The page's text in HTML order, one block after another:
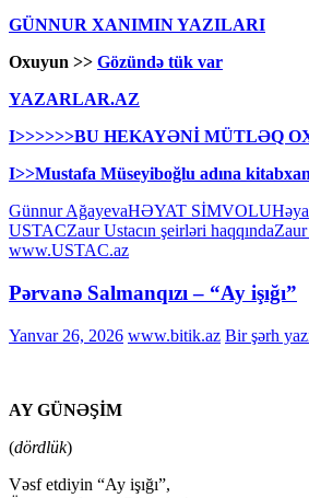
GÜNNUR XANIMIN YAZILARI
Oxuyun >> Gözündə tük var
YAZARLAR.AZ
I>>>>>>BU HEKAYƏNİ MÜTLƏQ
I>>Mustafa Müseyiboğlu adına
Günnur AğayevaHƏYAT SİMVOLU
USTACZaur Ustacın şeirləri haqqında
www.USTAC.az
Pərvanə Salmanqızı – “Ay işığı”
Yanvar 26, 2026 www.bitik.az Bir şərh
AY GÜNƏŞİM
(dördlük)
Vəsf etdiyin “Ay işığı”,